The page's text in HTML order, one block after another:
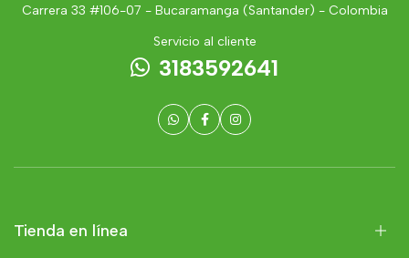
Carrera 33 #106-07 - Bucaramanga (Santander) - Colombia
Servicio al cliente
3183592641
Tienda en línea